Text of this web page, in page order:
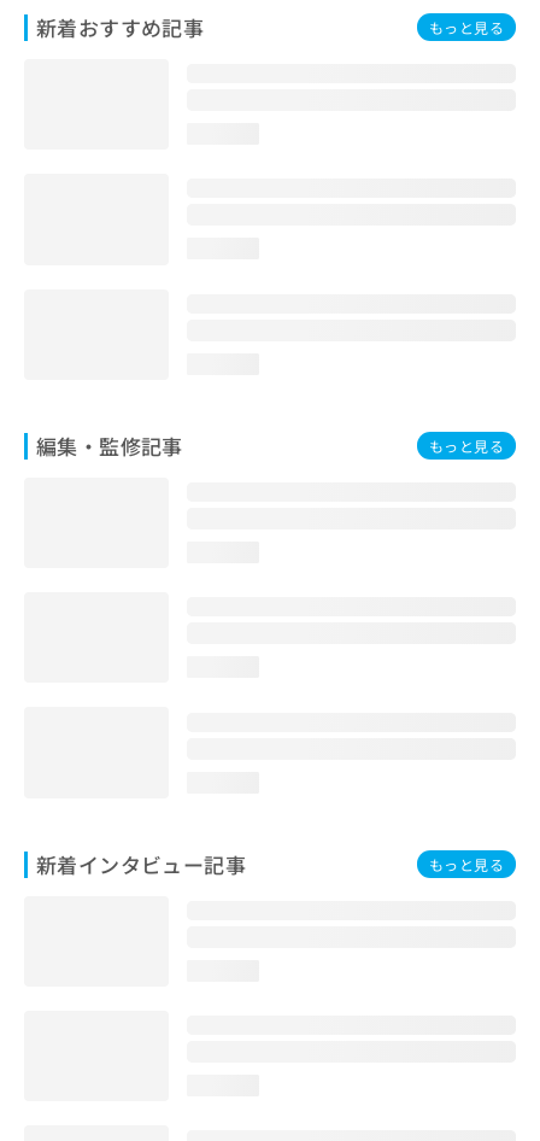
新着おすすめ記事 もっと見る
編集・監修記事 もっと見る
新着インタビュー記事 もっと見る
お
問